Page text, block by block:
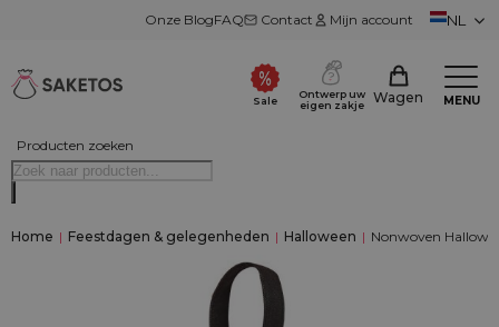
Onze BlogFAQ Contact Mijn account NL
Producten zoeken
Sale
Ontwerp uw
eigen zakje
Wagen MENU
Home | Feestdagen & gelegenheden | Halloween | Nonwoven